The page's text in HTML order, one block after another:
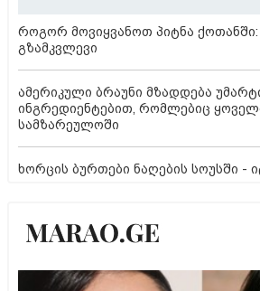
როგორ მოვიყვანოთ პიტნა
გზამკვლევი
ამერიკული ბრაუნი მზადდება
ინგრედიენტებით, რომლებიც
სამზარეულოში
ხორცის ბურთები ნაღების სოუსში -